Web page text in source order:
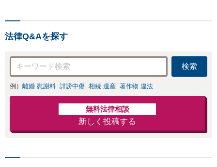
法律Q&Aを探す
検索
例） 離婚 慰謝料 誹謗中傷 相続 遺産 著作物 違法
無料法律相談
新しく投稿する